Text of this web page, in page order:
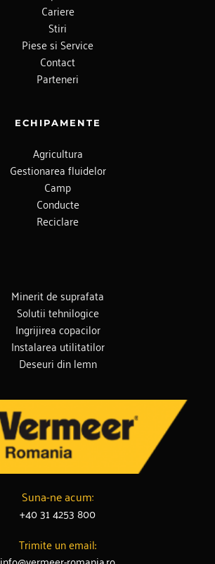
Cariere
Stiri
Piese si Service
Contact
Parteneri
ECHIPAMENTE
Agricultura
Gestionarea fluidelor
Camp
Conducte
Reciclare
Minerit de suprafata
Solutii tehnilogice
Ingrijirea copacilor
Instalarea utilitatilor
Deseuri din lemn
Suna-ne acum:
+40 31 4253 800
Trimite un email: